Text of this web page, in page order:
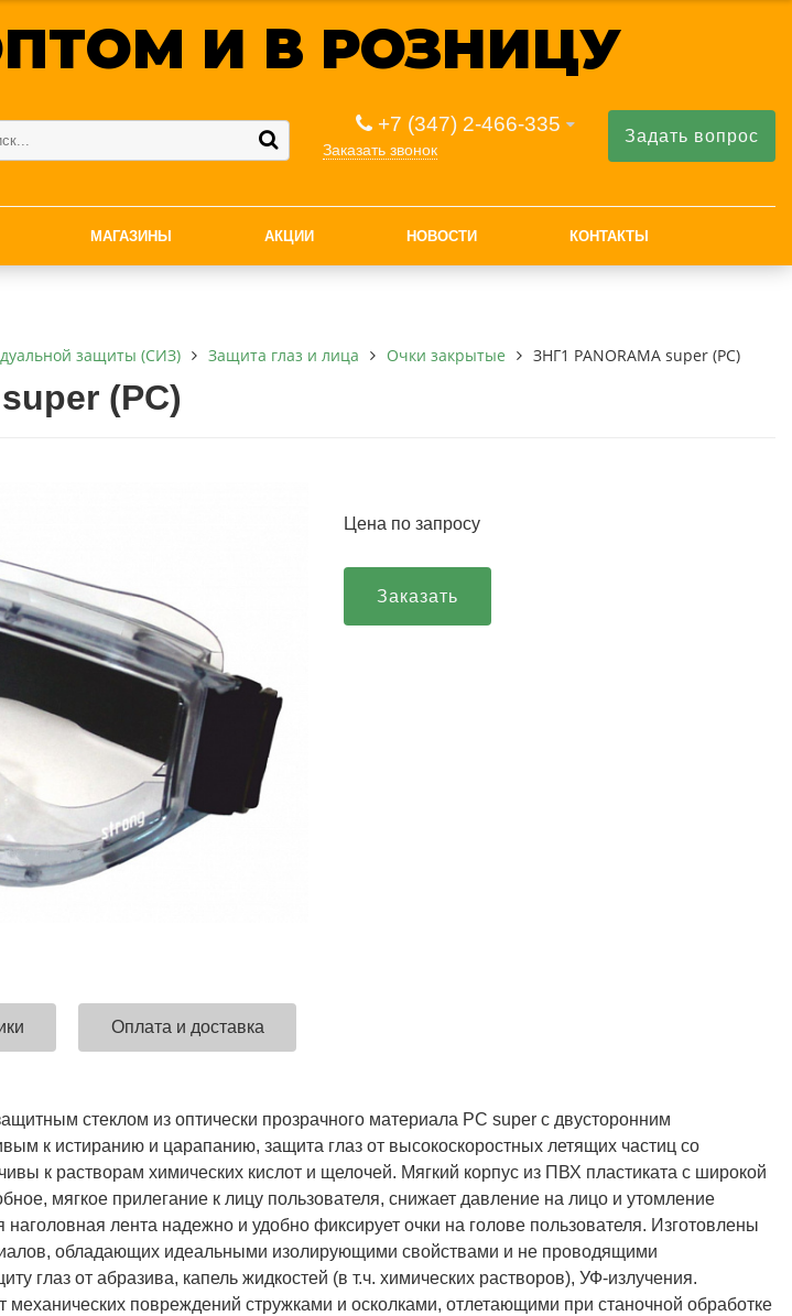
И В РОЗНИЦУ
+7 (347) 2-466-335
Заказать звонок
Задать вопрос
МАГАЗИНЫ АКЦИИ НОВОСТИ КОНТАКТЫ
медработников
АКЦИЯ! Полукомбинезон рыбацкий
по специальной цене!
Костюм по ЛУЧШЕЙ ЦЕНЕ!
защиты (СИЗ) Защита глаз и лица Очки закрытые ЗНГ1 PANORAMA super (PC)
(PC)
Цена по запросу
Заказать
Оплата и доставка
стеклом из оптически прозрачного материала РС super с двусторонним
к истиранию и царапанию, защита глаз от высокоскоростных летящих частиц со
к растворам химических кислот и щелочей. Мягкий корпус из ПВХ пластиката с широкой
мягкое прилегание к лицу пользователя, снижает давление на лицо и утомление
лента надежно и удобно фиксирует очки на голове пользователя. Изготовлены
обладающих идеальными изолирующими свойствами и не проводящими
глаз от абразива, капель жидкостей (в т.ч. химических растворов), УФ-излучения.
механических повреждений стружками и осколками, отлетающими при станочной обработке